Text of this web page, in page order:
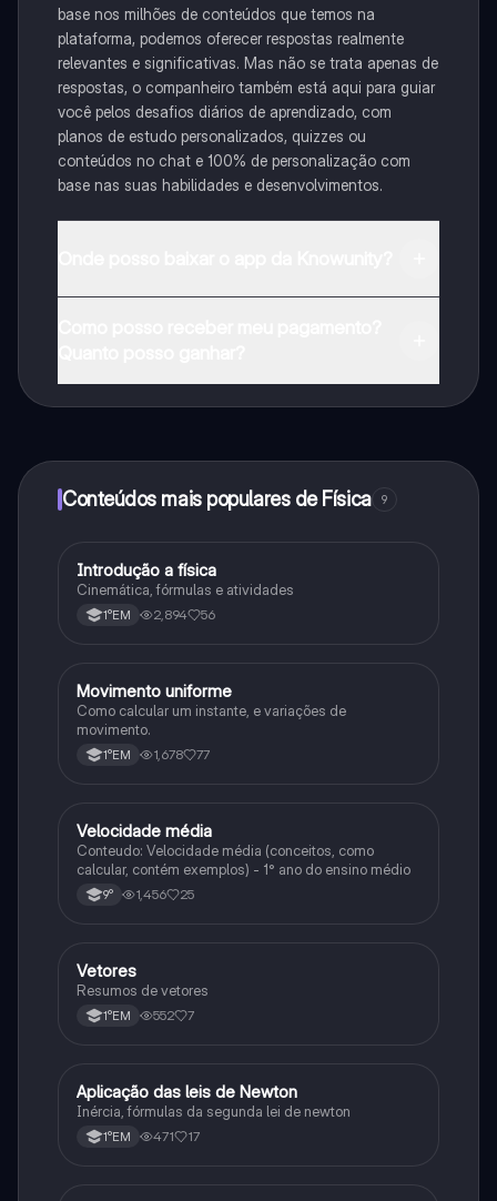
base nos milhões de conteúdos que temos na
plataforma, podemos oferecer respostas realmente
relevantes e significativas. Mas não se trata apenas de
respostas, o companheiro também está aqui para guiar
você pelos desafios diários de aprendizado, com
planos de estudo personalizados, quizzes ou
conteúdos no chat e 100% de personalização com
base nas suas habilidades e desenvolvimentos.
Conteúdos mais populares de Física 9
Física
Introdução a física
Cinemática, fórmulas e atividades
1°EM 2,894 56
Física
Movimento uniforme
Como calcular um instante, e variações de
movimento.
1°EM 1,678 77
Física
Velocidade média
Conteudo: Velocidade média (conceitos, como
calcular, contém exemplos) - 1° ano do ensino médio
9° 1,456 25
Física
Vetores
Resumos de vetores
1°EM 552 7
Física
Aplicação das leis de Newton
Inércia, fórmulas da segunda lei de newton
1°EM 471 17